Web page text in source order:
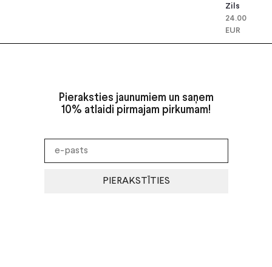
Zils
24.00
EUR
Pieraksties jaunumiem un saņem
10% atlaidi pirmajam pirkumam!
PIERAKSTĪTIES